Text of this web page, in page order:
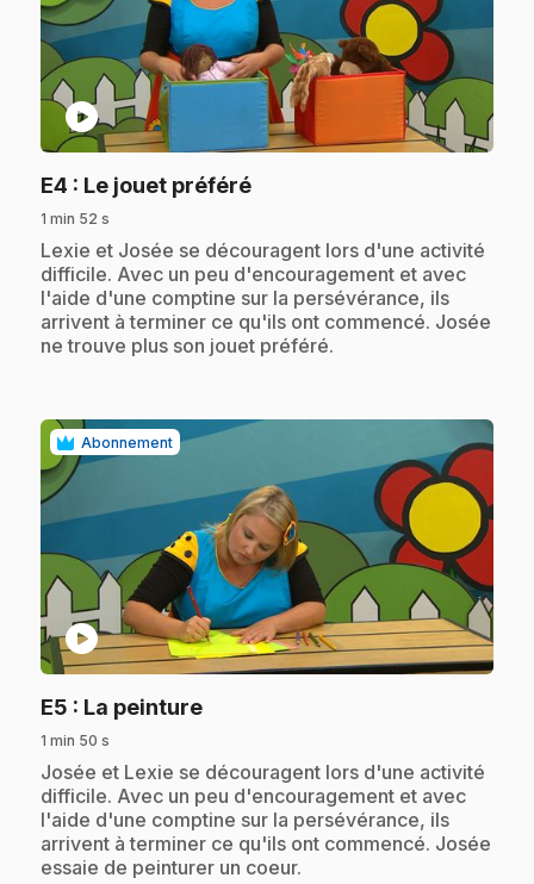
play_circle
E4 : Le jouet préféré.
1 min 52 s
.Lexie et Josée se découragent lors d'une activité
difficile. Avec un peu d'encouragement et avec
l'aide d'une comptine sur la persévérance, ils
arrivent à terminer ce qu'ils ont commencé. Josée
ne trouve plus son jouet préféré.
Abonnement
play_circle
E5 : La peinture.
1 min 50 s
.Josée et Lexie se découragent lors d'une activité
difficile. Avec un peu d'encouragement et avec
l'aide d'une comptine sur la persévérance, ils
arrivent à terminer ce qu'ils ont commencé. Josée
essaie de peinturer un coeur.